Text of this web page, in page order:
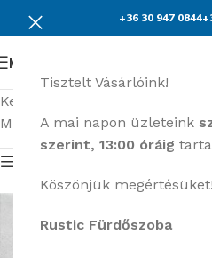
Tisztelt Vásárlóink!
A mai napon üzleteink
szerint, 13:00 óráig
Köszönjük megértésüket!
Rustic Fürdőszoba
+36 30 947 0844
Menü
Kezdőlap
Mind a(z) 4 találat